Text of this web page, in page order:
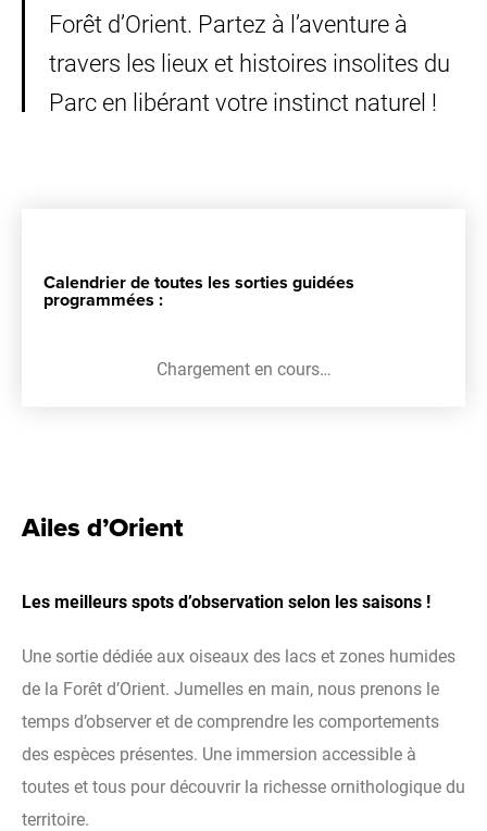
Forêt d’Orient. Partez à l’aventure à
travers les lieux et histoires insolites du
Parc en libérant votre instinct naturel !
Calendrier de toutes les sorties guidées
programmées :
Chargement en cours…
Ailes d’Orient
Les meilleurs spots d’observation selon les saisons !
Une sortie dédiée aux oiseaux des lacs et zones humides
de la Forêt d’Orient. Jumelles en main, nous prenons le
temps d’observer et de comprendre les comportements
des espèces présentes. Une immersion accessible à
toutes et tous pour découvrir la richesse ornithologique du
territoire.